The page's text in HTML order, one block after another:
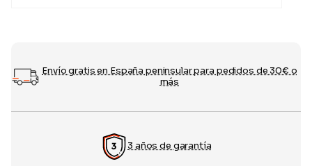
Envío gratis en España peninsular para pedidos de 30€ o
más
3 años de garantía